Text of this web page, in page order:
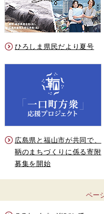
ひろしま県民だより夏号
広島県と福山市が共同で、
鞆のまちづくりに係る寄附
募集を開始
ペー